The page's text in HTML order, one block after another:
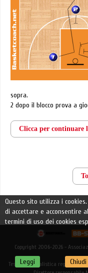
sopra.
2 dopo il blocco prova a
Clicca per continuare
Copyright 2006-2026 -
Testata giornalistica registrata -
Questo sito utilizza i
di accettare e acconsentire
termini di uso dei cookies
Leggi Chiudi